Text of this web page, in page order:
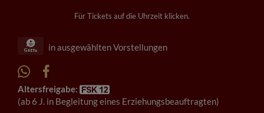
Für Tickets auf die Uhrzeit klicken.
in ausgewählten Vorstellungen
Altersfreigabe:
(ab 6 J. in Begleitung eines Erziehungsbeauftragten)